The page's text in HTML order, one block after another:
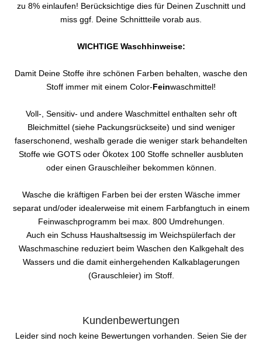
zu 8% einlaufen! Berücksichtige dies für Deinen Zuschnitt und
miss ggf. Deine Schnittteile vorab aus.
WICHTIGE Waschhinweise:
Damit Deine Stoffe ihre schönen Farben behalten, wasche den
Stoff immer mit einem Color-Feinwaschmittel!
Voll-, Sensitiv- und andere Waschmittel enthalten sehr oft
Bleichmittel (siehe Packungsrückseite) und sind weniger
faserschonend, weshalb gerade die weniger stark behandelten
Stoffe wie GOTS oder Ökotex 100 Stoffe schneller ausbluten
oder einen Grauschleiher bekommen können.
Wasche die kräftigen Farben bei der ersten Wäsche immer
separat und/oder idealerweise mit einem Farbfangtuch in einem
Feinwaschprogramm bei max. 800 Umdrehungen.
Auch ein Schuss Haushaltsessig im Weichspülerfach der
Waschmaschine reduziert beim Waschen den Kalkgehalt des
Wassers und die damit einhergehenden Kalkablagerungen
(Grauschleier) im Stoff.
Kundenbewertungen
Leider sind noch keine Bewertungen vorhanden. Seien Sie der